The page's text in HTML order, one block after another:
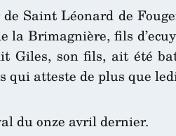
Saint Léonard de
la Brimagnière, fils
Giles, son fils, ait été
qui atteste de plus que
du onze avril dernier.